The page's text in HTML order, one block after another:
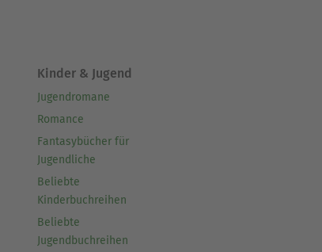
Kinder & Jugend
Jugendromane
Romance
Fantasybücher für
Jugendliche
Beliebte
Kinderbuchreihen
Beliebte
Jugendbuchreihen